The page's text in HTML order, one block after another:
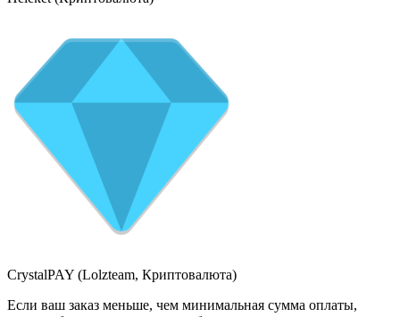
CrystalPAY (Lolzteam, Криптовалюта)
Если ваш заказ меньше, чем минимальная сумма оплаты,